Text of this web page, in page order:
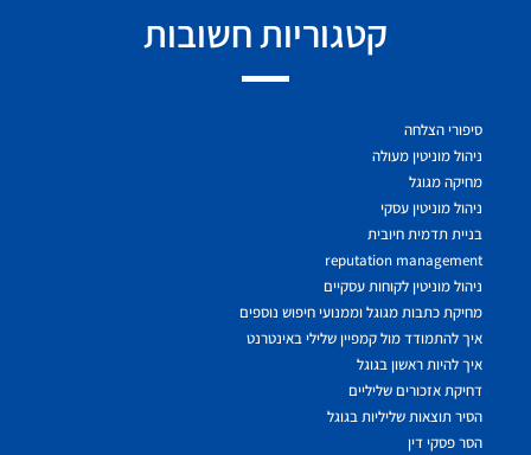
קטגוריות חשובות
סיפורי הצלחה
ניהול מוניטין מעולה
מחיקה מגוגל
ניהול מוניטין עסקי
בניית תדמית חיובית
reputation management
ניהול מוניטין לקוחות עסקיים
מחיקת כתבות מגוגל וממנועי חיפוש נוספים
איך להתמודד מול קמפיין שלילי באינטרנט
איך להיות ראשון בגוגל
דחיקת אזכורים שליליים
הסיר תוצאות שליליות בגוגל
הסר פסקי דין